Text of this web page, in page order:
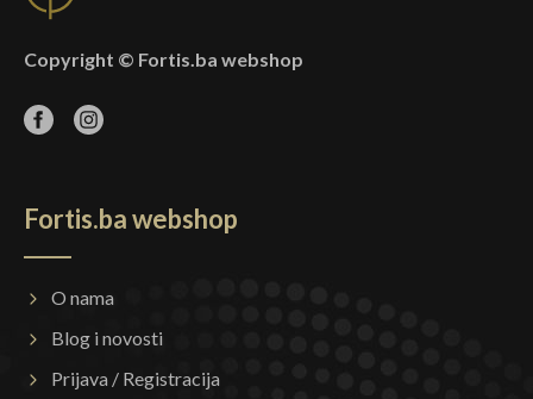
Copyright © Fortis.ba webshop
Fortis.ba webshop
O nama
Blog i novosti
Prijava / Registracija